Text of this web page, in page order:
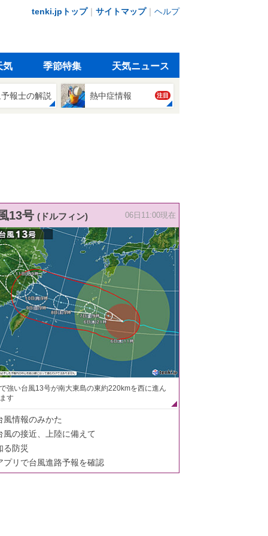
tenki.jpトップ｜ サイトマップ｜ ヘルプ
気 季節特集 天気ニュース
報士の解説 熱中症情報 注目
13号 (ドルフィン) 06日11:00現在
強い台風13号が南大東島の東約220kmを西に進ん
す
風情報のみかた
風の接近、上陸に備えて
る防災
プリで台風進路予報を確認